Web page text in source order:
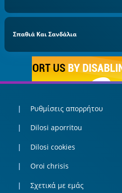
Σπαθιά Και Σανδάλια
Ρυθμίσεις απορρήτου
Dilosi aporritou
Dilosi cookies
Oroi chrisis
Σχετικά με εμάς